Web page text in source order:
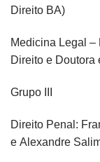
Direito BA)
Medicina Legal
Direito e Doutora
Grupo III
Direito Penal:
e Alexandre